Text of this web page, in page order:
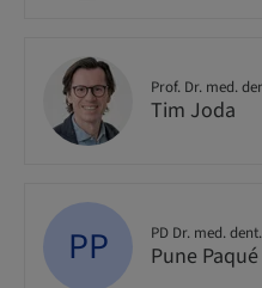
Prof. Dr. med.
Tim Joda
PP PD Dr. med. dent.
Pune Paqué